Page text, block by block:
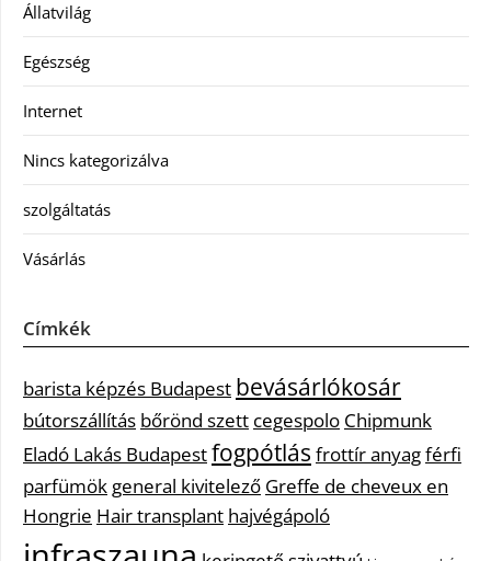
Állatvilág
Egészség
Internet
Nincs kategorizálva
szolgáltatás
Vásárlás
Címkék
barista képzés Budapest bevásárlókosár
bútorszállítás bőrönd szett cegespolo Chipmunk
Eladó Lakás Budapestfogpótlás frottír anyagférfi
parfümök general kivitelező Greffe de cheveux en
Hongrie Hair transplant hajvégápoló